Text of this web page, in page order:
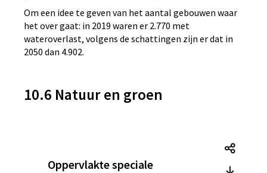
Om een idee te geven van het aantal gebouwen waar
het over gaat: in 2019 waren er 2.770 met
wateroverlast, volgens de schattingen zijn er dat in
2050 dan 4.902.
10.6 Natuur en groen
Oppervlakte speciale